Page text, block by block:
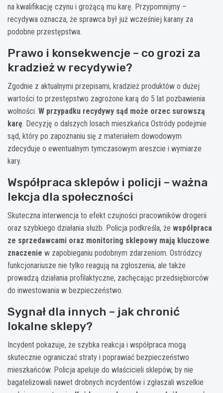
na kwalifikację czynu i grożącą mu karę. Przypomnijmy –
recydywa oznacza, że sprawca był już wcześniej karany za
podobne przestępstwa.
Prawo i konsekwencje – co grozi za
kradzież w recydywie?
Zgodnie z aktualnymi przepisami, kradzież produktów o dużej
wartości to przestępstwo zagrożone karą do 5 lat pozbawienia
wolności. W przypadku recydywy sąd może orzec surowszą
karę. Decyzję o dalszych losach mieszkańca Ostródy podejmie
sąd, który po zapoznaniu się z materiałem dowodowym
zdecyduje o ewentualnym tymczasowym areszcie i wymiarze
kary.
Współpraca sklepów i policji – ważna
lekcja dla społeczności
Skuteczna interwencja to efekt czujności pracowników drogerii
oraz szybkiego działania służb. Policja podkreśla, że współpraca
ze sprzedawcami oraz monitoring sklepowy mają kluczowe
znaczenie w zapobieganiu podobnym zdarzeniom. Ostródzcy
funkcjonariusze nie tylko reagują na zgłoszenia, ale także
prowadzą działania profilaktyczne, zachęcając przedsiębiorców
do inwestowania w bezpieczeństwo.
Sygnał dla innych – jak chronić
lokalne sklepy?
Incydent pokazuje, że szybka reakcja i współpraca mogą
skutecznie ograniczać straty i poprawiać bezpieczeństwo
mieszkańców. Policja apeluje do właścicieli sklepów, by nie
bagatelizowali nawet drobnych incydentów i zgłaszali wszelkie